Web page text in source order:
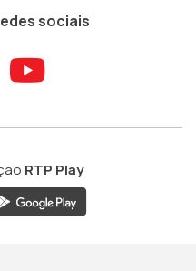
sociais
ao ao
Aceder
RTP Play